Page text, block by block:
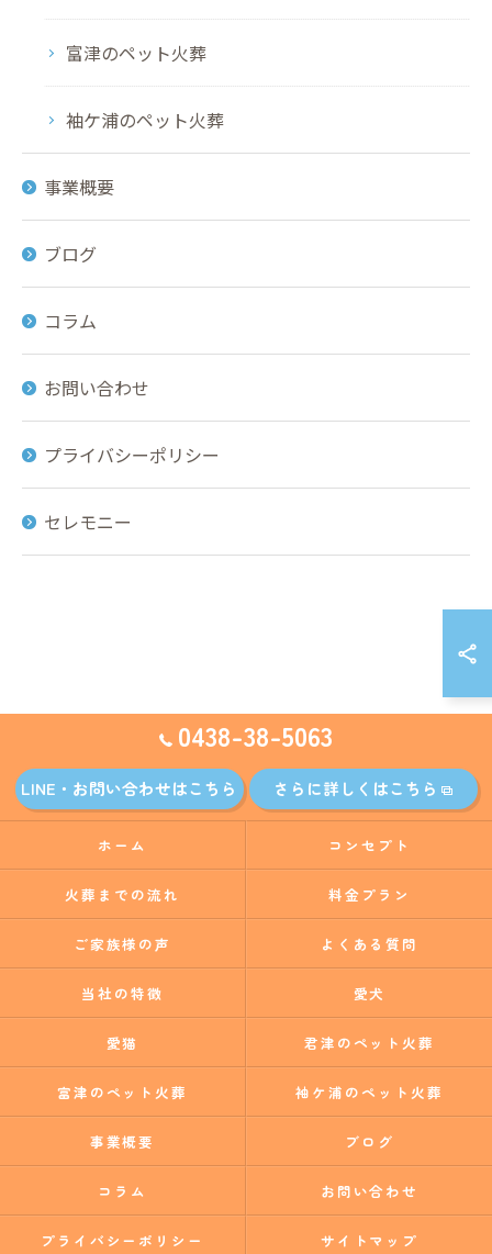
富津のペット火葬
袖ケ浦のペット火葬
事業概要
ブログ
コラム
お問い合わせ
プライバシーポリシー
セレモニー
0438-38-5063
LINE・お問い合わせはこちら さらに詳しくはこちら
ホーム コンセプト
火葬までの流れ 料金プラン
ご家族様の声 よくある質問
当社の特徴 愛犬
愛猫 君津のペット火葬
富津のペット火葬 袖ケ浦のペット火葬
事業概要 ブログ
コラム お問い合わせ
プライバシーポリシー サイトマップ